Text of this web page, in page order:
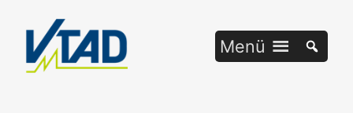
springen
Menü